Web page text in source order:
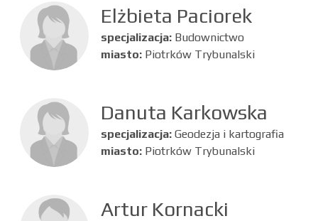
Elżbieta Paciorek
specjalizacja: Budownictwo
miasto: Piotrków Trybunalski
Danuta Karkowska
specjalizacja: Geodezja i kartografia
miasto: Piotrków Trybunalski
Artur Kornacki